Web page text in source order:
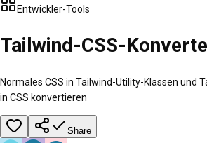
Entwickler-Tools
Tailwind-CSS-
Normales CSS in Tailwind-Utility-Klassen und
in CSS konvertieren
Share